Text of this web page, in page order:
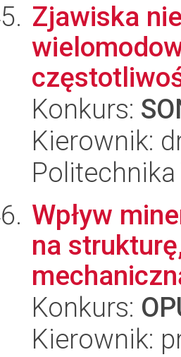
Zjawiska
Konkurs:
Kierownik:
Wpływ
na
Konkurs:
Kierownik: